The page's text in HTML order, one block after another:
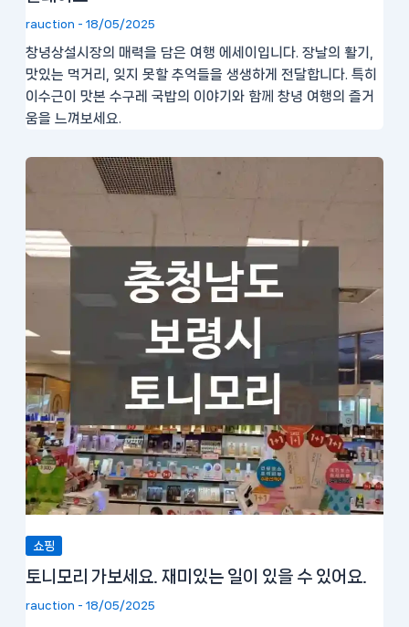
rauction - 18/05/2025
창녕상설시장의 매력을 담은 여행 에세이입니다. 장날의 활기,
맛있는 먹거리, 잊지 못할 추억들을 생생하게 전달합니다. 특히
이수근이 맛본 수구레 국밥의 이야기와 함께 창녕 여행의 즐거
움을 느껴보세요.
쇼핑
토니모리 가보세요. 재미있는 일이 있을 수 있어요.
rauction - 18/05/2025